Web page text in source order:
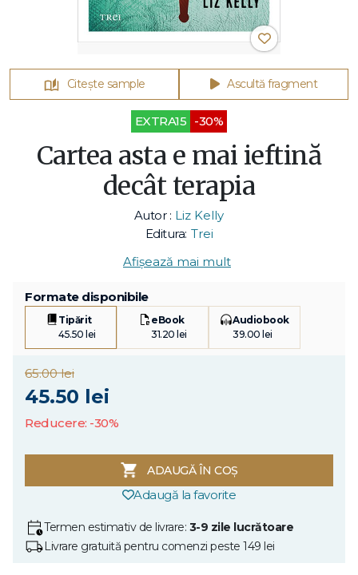
Citește sample Ascultă fragment
EXTRA15 -30%
Cartea asta e mai ieftină
decât terapia
Autor : Liz Kelly
Editura: Trei
Afișează mai mult
Formate disponibile
Tipărit
45.50 lei
eBook
31.20 lei
Audiobook
39.00 lei
65.00 lei
45.50 lei
Reducere: -30%
ADAUGĂ ÎN COȘ
Adaugă la favorite
Termen estimativ de livrare: 3-9 zile lucrătoare
Livrare gratuită pentru comenzi peste 149 lei